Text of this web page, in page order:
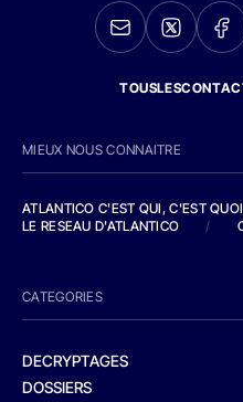
MIEUX NOUS CONNAITRE
ATLANTICO C'EST QUI, C'EST
LE RESEAU D'ATLANTICO
/
CATEGORIES
DECRYPTAGES
DOSSIERS